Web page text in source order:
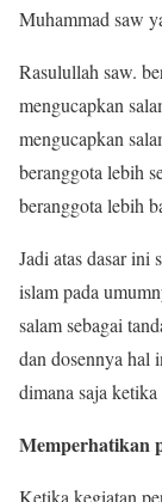
Muhammad saw
Rasulullah saw.
mengucapkan
mengucapkan
beranggota lebih
beranggota lebih
Jadi atas dasar ini
islam pada
salam sebagai
dan dosennya hal
dimana saja
Memperhatikan
Ketika kegiatan